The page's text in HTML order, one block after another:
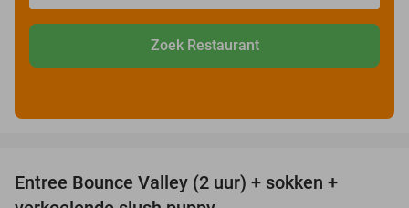
Zoek Restaurant
Entree Bounce Valley (2 uur) + sokken +